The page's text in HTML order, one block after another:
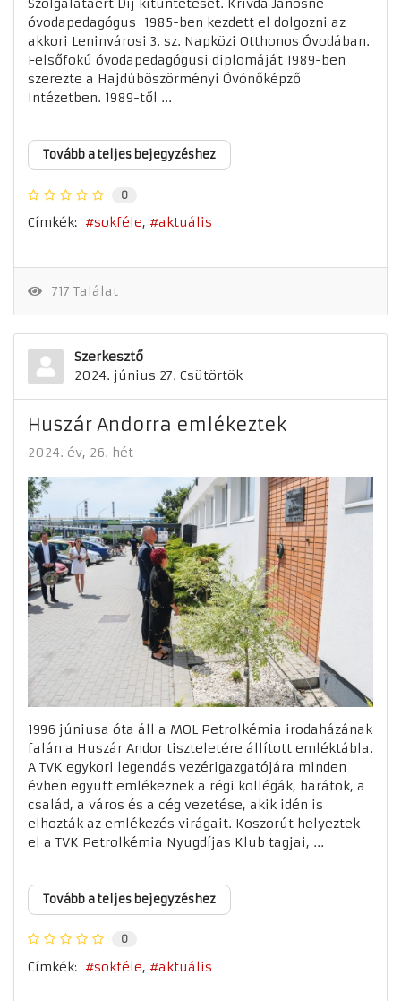
Szolgálatáért Díj kitüntetését. Krivda Jánosné
óvodapedagógus 1985-ben kezdett el dolgozni az
akkori Leninvárosi 3. sz. Napközi Otthonos Óvodában.
Felsőfokú óvodapedagógusi diplomáját 1989-ben
szerezte a Hajdúböszörményi Óvónőképző
Intézetben. 1989-től ...
Tovább a teljes bejegyzéshez
0
Címkék: sokféle aktuális
717 Találat
Szerkesztő
2024. június 27. Csütörtök
Huszár Andorra emlékeztek
2024. év 26. hét
1996 júniusa óta áll a MOL Petrolkémia irodaházának
falán a Huszár Andor tiszteletére állított emléktábla.
A TVK egykori legendás vezérigazgatójára minden
évben együtt emlékeznek a régi kollégák, barátok, a
család, a város és a cég vezetése, akik idén is
elhozták az emlékezés virágait. Koszorút helyeztek
el a TVK Petrolkémia Nyugdíjas Klub tagjai, ...
Tovább a teljes bejegyzéshez
0
Címkék: sokféle aktuális